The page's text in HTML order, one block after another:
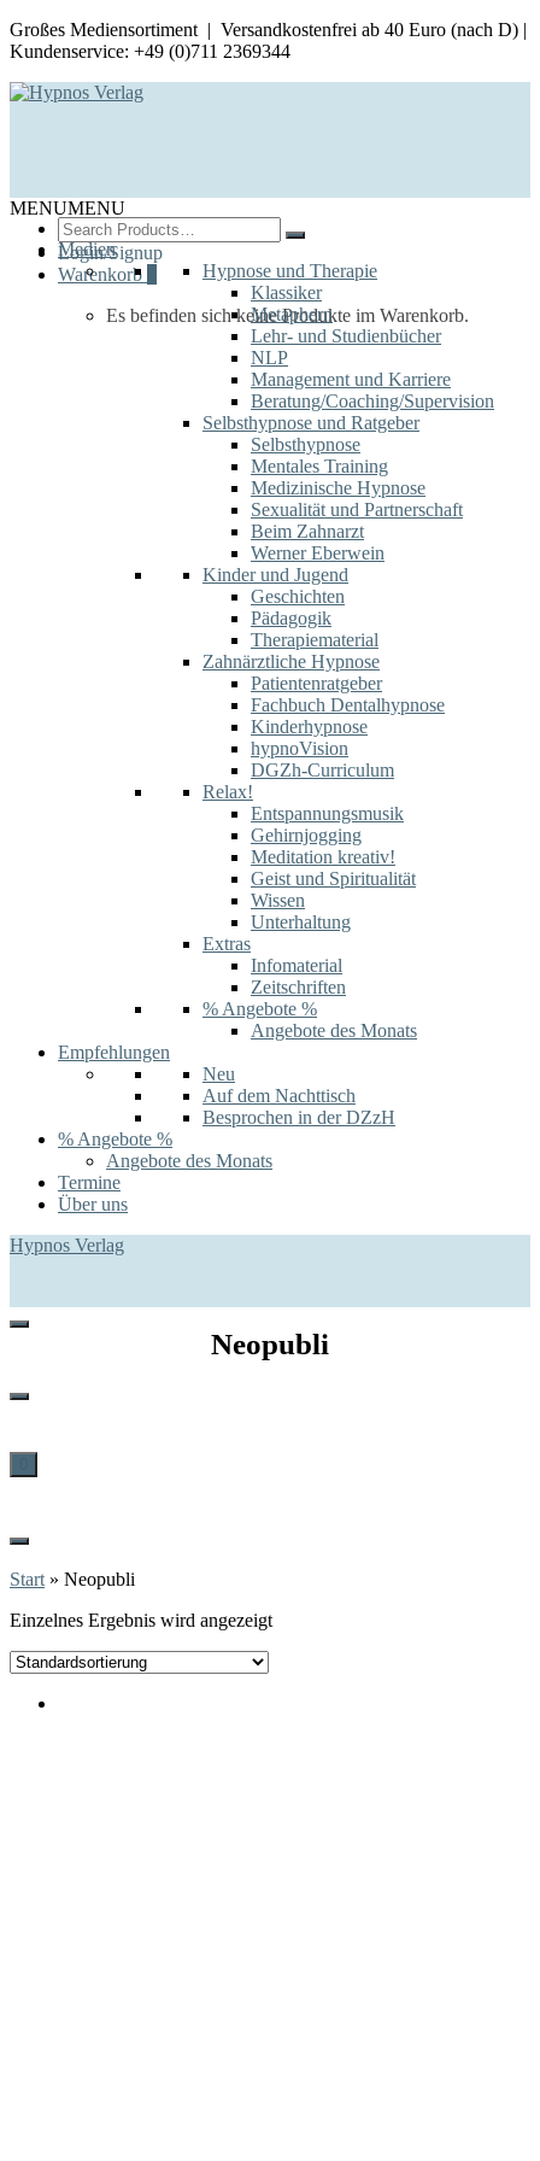
Großes Mediensortiment | Versandkostenfrei ab 40 Euro (nach D) |
Kundenservice: +49 (0)711 2369344
Search
for:
Login/Signup
Warenkorb
Es befinden sich keine Produkte im Warenkorb.
MENUMENU
Medien
Hypnose und Therapie
Klassiker
Metaphern
Lehr- und Studienbücher
NLP
Management und Karriere
Beratung/Coaching/Supervision
Selbsthypnose und Ratgeber
Selbsthypnose
Mentales Training
Medizinische Hypnose
Sexualität und Partnerschaft
Beim Zahnarzt
Werner Eberwein
Kinder und Jugend
Geschichten
Pädagogik
Therapiematerial
Zahnärztliche Hypnose
Patientenratgeber
Fachbuch Dentalhypnose
Kinderhypnose
hypnoVision
DGZh-Curriculum
Relax!
Entspannungsmusik
Gehirnjogging
Meditation kreativ!
Geist und Spiritualität
Wissen
Unterhaltung
Extras
Infomaterial
Zeitschriften
% Angebote %
Angebote des Monats
Empfehlungen
Neu
Auf dem Nachttisch
Besprochen in der DZzH
% Angebote %
Angebote des Monats
Termine
Über uns
Hypnos Verlag
Neopubli
Start » Neopubli
Einzelnes Ergebnis wird angezeigt